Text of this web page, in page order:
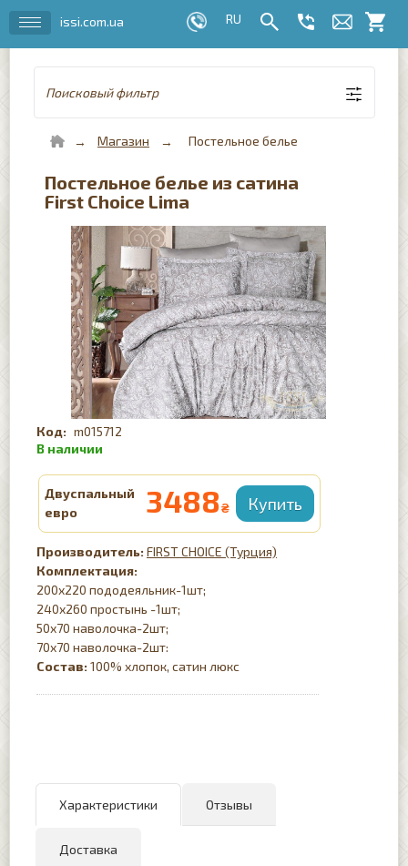
issi.com.ua
Поисковый фильтр
Магазин Постельное белье
Постельное белье из сатина
First Choice Lima
m015712
Двуспальный
евро
3488₴
FIRST CHOICE (Турция)
Комплектация:
200х220 пододеяльник-1шт;
240х260 простынь -1шт;
50х70 наволочка-2шт;
70х70 наволочка-2шт:
Состав: 100% хлопок, сатин люкс
Характеристики Отзывы
Доставка